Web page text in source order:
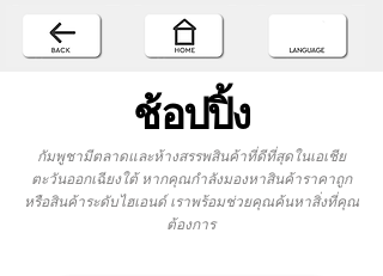
ช้อปปิ้ง
กัมพูชามีตลาดและห้างสรรพสินค้าที่ดีที่สุดในเอเชีย
ตะวันออกเฉียงใต้ หากคุณกำลังมองหาสินค้าราคาถูก
หรือสินค้าระดับไฮเอนด์ เราพร้อมช่วยคุณค้นหาสิ่งที่คุณ
ต้องการ